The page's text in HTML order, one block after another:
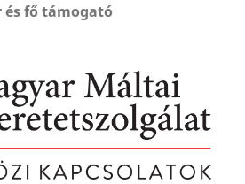
fő támogató